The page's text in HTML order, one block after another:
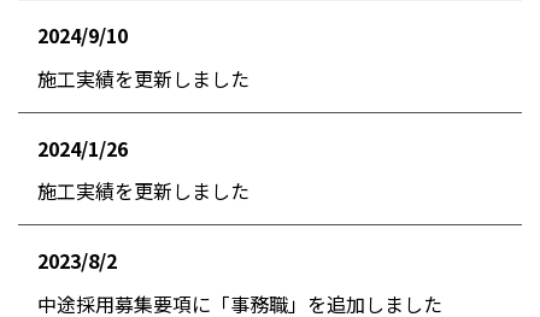
2024/9/10
お知らせ
施工実績を更新しました
2024/1/26
お知らせ
施工実績を更新しました
2023/8/2
お知らせ
中途採用募集要項に「事務職」を追加しました